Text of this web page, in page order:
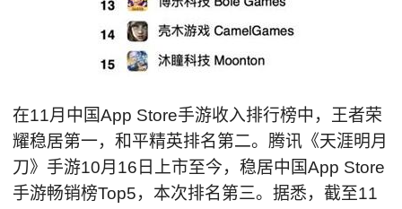
在11月中国App Store手游收入排行榜中，王者荣
耀稳居第一，和平精英排名第二。腾讯《天涯明月
刀》手游10月16日上市至今，稳居中国App Store
手游畅销榜Top5，本次排名第三。据悉，截至11